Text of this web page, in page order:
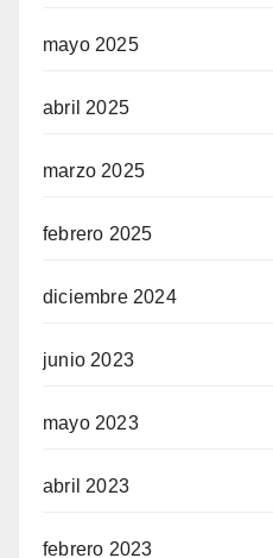
mayo 2025
abril 2025
marzo 2025
febrero 2025
diciembre 2024
junio 2023
mayo 2023
abril 2023
febrero 2023